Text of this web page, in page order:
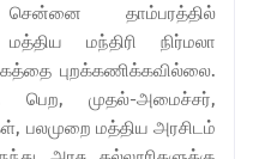
சென்னை தாம்பரத்தில்
மந்திரி நிர்மலா
புறக்கணிக்கவில்லை.
பெற, முதல்-அமைச்சர்,
பலமுறை மத்திய அரசிடம்